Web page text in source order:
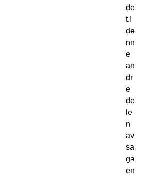
de
t.I
de
nn
e
an
dr
e
de
le
n
av
sa
ga
en